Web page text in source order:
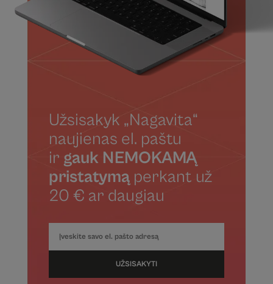
Užsisakyk „Nagavita“
naujienas el. paštu
ir gauk NEMOKAMĄ
pristatymąperkant už
20 € ar daugiau
UŽSISAKYTI